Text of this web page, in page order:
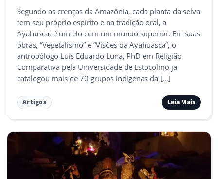
Segundo as crenças da Amazônia, cada planta da selva
tem seu próprio espírito e na tradição oral, a
Ayahusca, é um elo com um mundo superior. Em suas
obras, “Vegetalismo” e “Visões da Ayahuasca”, o
antropólogo Luis Eduardo Luna, PhD em Religião
Comparativa pela Universidade de Estocolmo já
catalogou mais de 70 grupos indígenas da […]
Artigos Leia Mais